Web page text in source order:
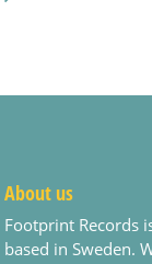
About us
Footprint Records
based in Sweden.